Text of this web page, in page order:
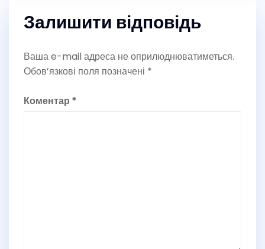
Залишити відповідь
Ваша e-mail адреса не оприлюднюватиметься.
Обов’язкові поля позначені *
Коментар *